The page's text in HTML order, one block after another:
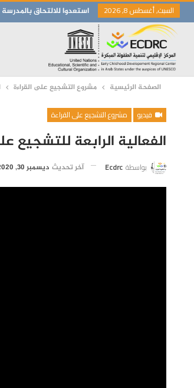
السبت, أغسطس 8, 2026 استعدوا للالتحاق بالمدرسة
الصفحة الرئيسية مشروع التشجيع على القراءة
فيديو مشروع التشجيع على القراءة
الفعالية الرابعة للتشجيع على
بواسطة Ecdrc آخر تحديث ديسمبر 30, 2020